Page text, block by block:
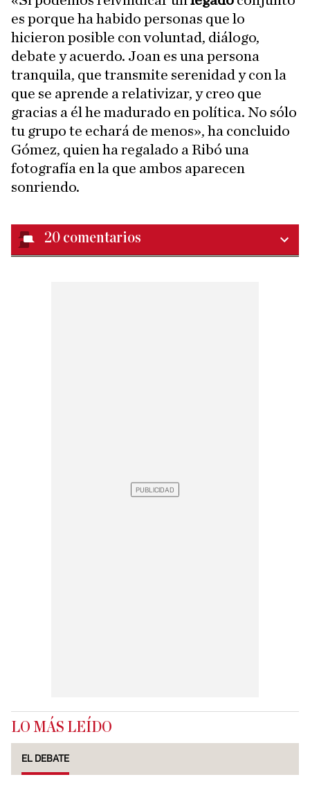
es porque ha habido personas que lo
hicieron posible con voluntad, diálogo,
debate y acuerdo. Joan es una persona
tranquila, que transmite serenidad y con la
que se aprende a relativizar, y creo que
gracias a él he madurado en política. No sólo
tu grupo te echará de menos», ha concluido
Gómez, quien ha regalado a Ribó una
fotografía en la que ambos aparecen
sonriendo.
20 comentarios
LO MÁS LEÍDO
EL DEBATE